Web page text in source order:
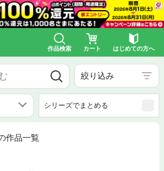
作品検索 カート はじめての方へ
絞り込み
シリーズでまとめる
作品一覧